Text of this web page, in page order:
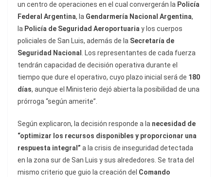
un centro de operaciones en el cual convergerán la Policía
Federal Argentina, la Gendarmería Nacional Argentina,
la Policía de Seguridad Aeroportuariay los cuerpos
policiales de San Luis, además de la Secretaría de
Seguridad Nacional . Los representantes de cada fuerza
tendrán capacidad de decisión operativa durante el
tiempo que dure el operativo, cuyo plazo inicial será de 180
días, aunque el Ministerio dejó abierta la posibilidad de una
prórroga “según amerite”.
Según explicaron, la decisión responde a la necesidad de
“optimizar los recursos disponibles y proporcionar una
respuesta integral” a la crisis de inseguridad detectada
en la zona sur de San Luis y sus alrededores. Se trata del
mismo criterio que guio la creación del Comando